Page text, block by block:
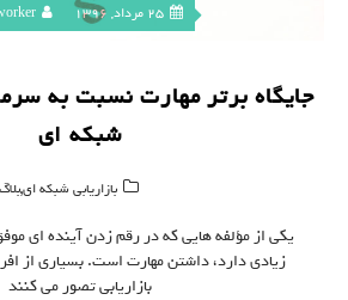
25 مرداد, 1396
جایگاه برتر مهارت نسبت به
شبکه ای
بازاریابی شبکه ای,بلاگ
یکی از مؤلفه هایی که در رقم زدن آینده ای
زیادی دارد، داشتن مهارت است. بسیاری از
بازاریابی تصور می کنند